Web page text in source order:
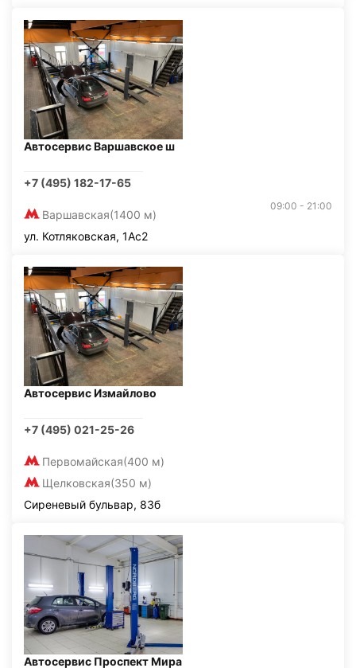
Автосервис Варшавское ш
+7 (495) 182-17-65
Варшавская(1400 м)
09:00 - 21:00
ул. Котляковская, 1Ас2
Автосервис Измайлово
+7 (495) 021-25-26
Первомайская(400 м)
Щелковская(350 м)
Сиреневый бульвар, 83б
Автосервис Проспект Мира